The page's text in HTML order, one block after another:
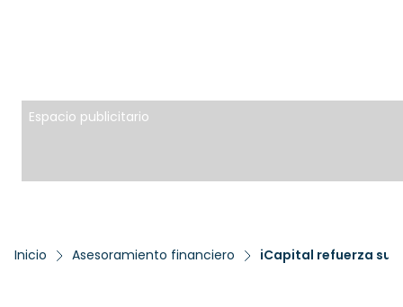
Espacio publicitario
Inicio Asesoramiento financiero iCapital refuerza su